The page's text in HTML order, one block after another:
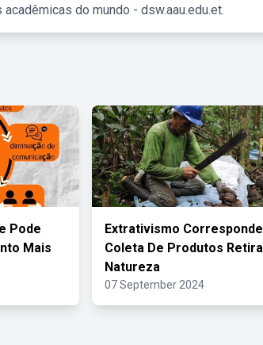
do mundo - dsw.aau.edu.et.
Pode
Mais
Extrativismo
Coleta De Produtos
Natureza
07 September 2024